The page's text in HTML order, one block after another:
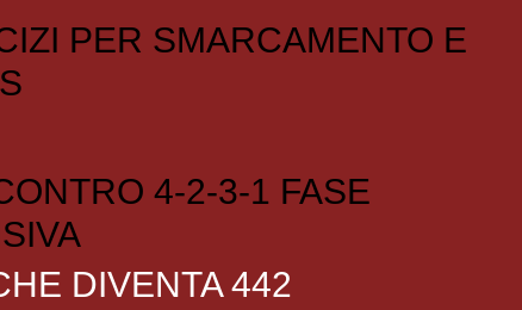
PER SMARCAMENTO E
4-2-3-1 FASE
DIVENTA 442